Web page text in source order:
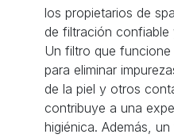
los propietarios de
de filtración confiable
Un filtro que
para eliminar
de la piel y otros
contribuye a una
higiénica. Además,